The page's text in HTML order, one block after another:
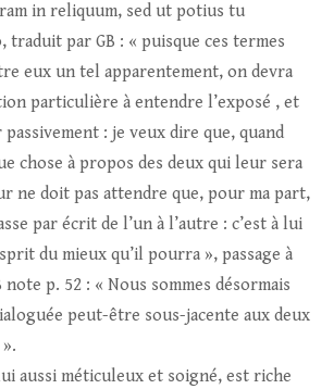
in reliquum, sed ut potius tu
traduit par GB : « puisque ces termes
eux un tel apparentement, on devra
particulière à entendre l’exposé , et
: je veux dire que, quand
chose à propos des deux qui leur sera
ne doit pas attendre que, pour ma part,
par écrit de l’un à l’autre : c’est à lui
du mieux qu’il pourra », passage à
p. 52 : « Nous sommes désormais
peut-être sous-jacente aux deux
aussi méticuleux et soigné, est riche